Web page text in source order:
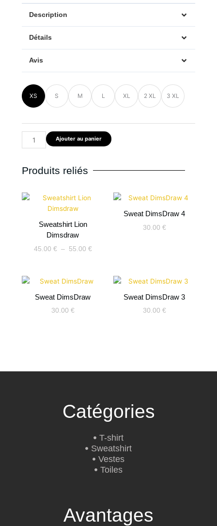
Description
Détails
Avis
XS S M L XL 2 XL 3 XL
quantité
de
DimsDraw
Ajouter au panier
Produits reliés
Sweatshirt Lion
Dimsdraw
45.00 € – 55.00 €
Sweat DimsDraw 4
30.00 €
Sweat DimsDraw
30.00 €
Sweat DimsDraw 3
30.00 €
Catégories
T-shirt
Sweatshirt
Vestes
Toiles
Avantages